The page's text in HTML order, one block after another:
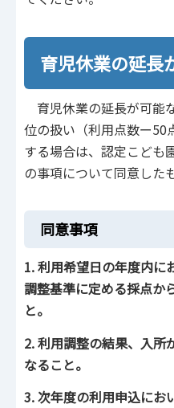
育児休業の延長
育児休業の延長が可能
位の扱い（利用点数ー
する場合は、認定こども
の事項について同意した
同意事項
1. 利用希望日の年度内に
調整基準に定める採点か
と。
2. 利用調整の結果、入所
なること。
3. 次年度の利用申込にお